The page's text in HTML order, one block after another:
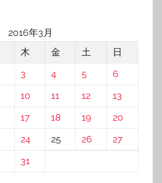
2016年3月
木 金 土
日
3 4 5
6
10 11 12
13
17 18 19
20
24 25 26
27
31